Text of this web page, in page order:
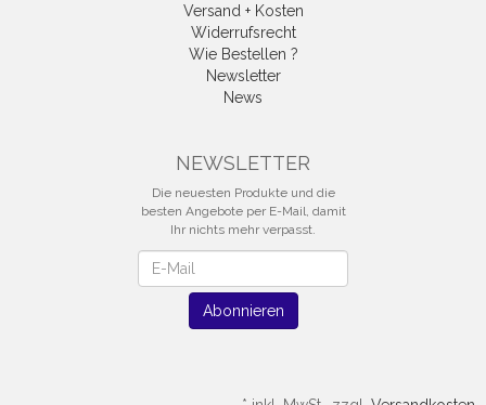
Versand + Kosten
Widerrufsrecht
Wie Bestellen ?
Newsletter
News
NEWSLETTER
Die neuesten Produkte und die
besten Angebote per E-Mail, damit
Ihr nichts mehr verpasst.
Abonnieren